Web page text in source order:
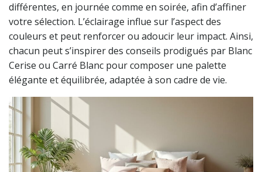
différentes, en journée comme en soirée, afin d’affiner
votre sélection. L’éclairage influe sur l’aspect des
couleurs et peut renforcer ou adoucir leur impact. Ainsi,
chacun peut s’inspirer des conseils prodigués par Blanc
Cerise ou Carré Blanc pour composer une palette
élégante et équilibrée, adaptée à son cadre de vie.